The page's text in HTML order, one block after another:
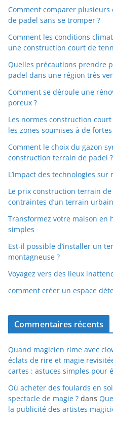
Comment comparer
de padel sans se tromper ?
Comment les conditions
une construction court de
Quelles précautions prendre
padel dans une région très
Comment se déroule une
poreux ?
Les normes construction
les zones soumises à de
Comment le choix du gazon
construction terrain de padel ?
L’impact des technologies
Le prix construction terrain
contraintes d’un terrain
Transformez votre maison en
simples
Est-il possible d’installer un
montagneuse ?
Voyagez vers des lieux
comment créer un espace
Commentaires récents
Quand magicien rime avec
éclats de rire et magie
cartes : astuces simples pour
Où acheter des foulards en
spectacle de magie ? dans
la publicité des artistes